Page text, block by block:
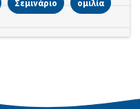
Σεμινάριο ομιλία